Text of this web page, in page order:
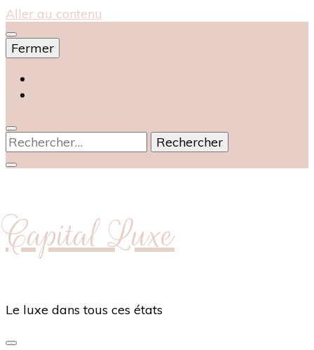
Aller au contenu
Fermer
Rechercher :
Capital Luxe
Le luxe dans tous ces états